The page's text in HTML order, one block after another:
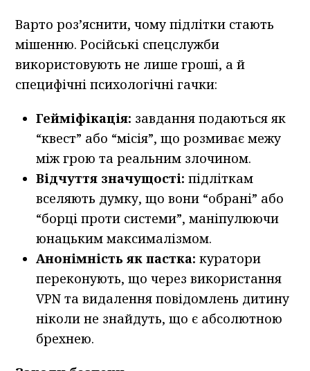
Варто роз’яснити, чому підлітки стають
мішенню. Російські спецслужби
використовують не лише гроші, а й
специфічні психологічні гачки:
Гейміфікація: завдання подаються як
“квест” або “місія”, що розмиває межу
між грою та реальним злочином.
Відчуття значущості: підліткам
вселяють думку, що вони “обрані” або
“борці проти системи”, маніпулюючи
юнацьким максималізмом.
Анонімність як пастка: куратори
переконують, що через використання
VPN та видалення повідомлень дитину
ніколи не знайдуть, що є абсолютною
брехнею.